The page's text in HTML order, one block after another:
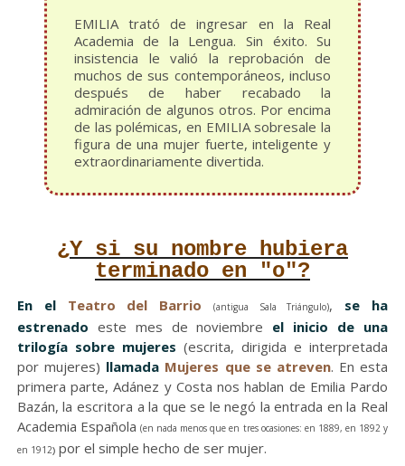
EMILIA trató de ingresar en la Real
Academia de la Lengua. Sin éxito. Su
insistencia le valió la reprobación de
muchos de sus contemporáneos, incluso
después de haber recabado la
admiración de algunos otros. Por encima
de las polémicas, en EMILIA sobresale la
figura de una mujer fuerte, inteligente y
extraordinariamente divertida.
¿Y si su nombre hubiera
terminado en "o"?
En el Teatro del Barrio (antigua Sala Triángulo), se ha
estrenado este mes de noviembre el inicio de una
trilogía sobre mujeres (escrita, dirigida e interpretada
por mujeres) llamada Mujeres que se atreven. En esta
primera parte, Adánez y Costa nos hablan de Emilia Pardo
Bazán, la escritora a la que se le negó la entrada en la Real
Academia Española(en nada menos que en tres ocasiones: en 1889, en 1892 y
en 1912)por el simple hecho de ser mujer.